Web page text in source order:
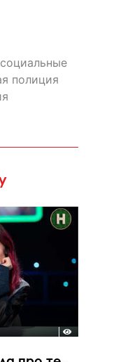
социальные
полиция